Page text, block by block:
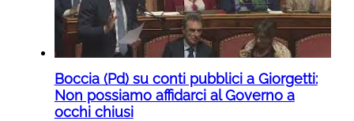
Boccia (Pd) su conti pubblici a Giorgetti:
Non possiamo affidarci al Governo a
occhi chiusi